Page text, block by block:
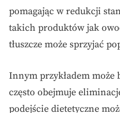
pomagając w redukcji
takich produktów jak
tłuszcze może sprzyjać
Innym przykładem może
często obejmuje
podejście dietetyczne